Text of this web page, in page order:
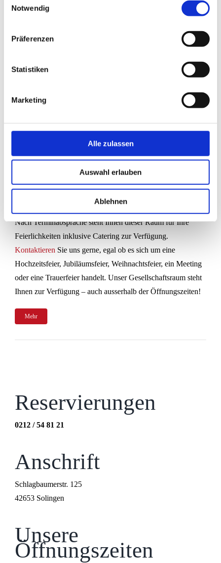
Notwendig
Präferenzen
Statistiken
Marketing
Alle zulassen
Auswahl erlauben
Ablehnen
Reservieren
Tischreservierung per
Gesellschaftsraum
Nach Terminabsprache steht Ihnen dieser Raum für Ihre
Feierlichkeiten inklusive Catering zur Verfügung.
Kontaktieren Sie uns gerne, egal ob es sich um eine
Hochzeitsfeier, Jubiläumsfeier, Weihnachtsfeier, ein Meeting
oder eine Trauerfeier handelt. Unser Gesellschaftsraum steht
Ihnen zur Verfügung – auch ausserhalb der Öffnungszeiten!
Mehr
Reservierungen
0212 / 54 81 21
Anschrift
Schlagbaumerstr. 125
42653 Solingen
Unsere
Öffnungszeiten